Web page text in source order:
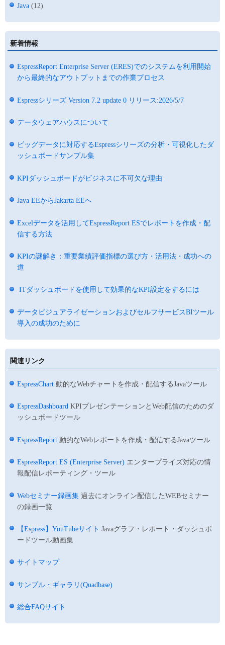
Java (12)
新着情報
EspressReport Enterprise Server (ERES)でのシステムを利用開始
から最終的なアウトプットまでの作業プロセス
Espressシリーズ Version 7.2 update 0 リリース:2026/5/7
データウェアハウスについて
ビッグデータに対応するEspressシリーズの分析・可視化したダ
ッシュボードサンプル集
KPIダッシュボードがビジネスに不可欠な理由
Java EEからJakarta EEへ
Excelデータを活用してEspressReport ESでレポートを作成・配
信する方法
KPIの謎解き：重要業績評価指標の選び方・活用法・成功への
道
ITダッシュボードを使用して効果的なKPI設定をするには
データビジュアライゼーションおよびセルフサービスBIツール
導入の成功のために
関連リンク
EspressChart 動的なWebチャートを作成・配信するJavaツール
EspressDashboard KPIプレゼンテーションとWeb配信のためのダ
ッシュボードツール
EspressReport 動的なWebレポートを作成・配信するJavaツール
EspressReport ES (Enterprise Server) エンタープライズ対応の情
報配信レポーティング・ツール
Webセミナー録画集 過去にオンライン配信したWEBセミナー
の録画一覧
【Espress】YouTubeサイト Javaグラフ・レポート・ダッシュボ
ードツール動画集
サイトマップ
サンプル・ギャラリ(Quadbase)
総合FAQサイト